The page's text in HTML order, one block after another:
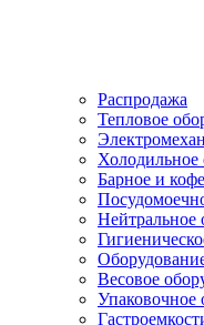
Распродажа
Тепловое
Холодильное
Барное и
Нейтральное
Весовое
Упаковочное